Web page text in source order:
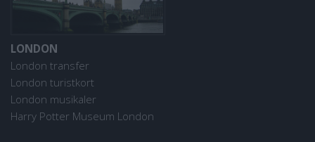
LONDON
London transfer
London turistkort
London musikaler
Harry Potter Museum London